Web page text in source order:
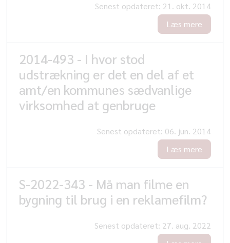
Senest opdateret: 21. okt. 2014
Læs mere
2014-493 - I hvor stod
udstrækning er det en del af et
amt/en kommunes sædvanlige
virksomhed at genbruge
Senest opdateret: 06. jun. 2014
Læs mere
S-2022-343 - Må man filme en
bygning til brug i en reklamefilm?
Senest opdateret: 27. aug. 2022